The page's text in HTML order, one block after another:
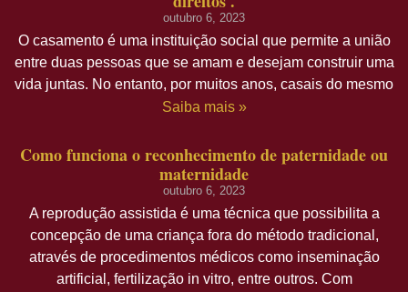
outubro 6, 2023
O casamento é uma instituição social que permite a união
entre duas pessoas que se amam e desejam construir uma
vida juntas. No entanto, por muitos anos, casais do mesmo
Saiba mais »
Como funciona o reconhecimento de paternidade ou
maternidade
outubro 6, 2023
A reprodução assistida é uma técnica que possibilita a
concepção de uma criança fora do método tradicional,
através de procedimentos médicos como inseminação
artificial, fertilização in vitro, entre outros. Com